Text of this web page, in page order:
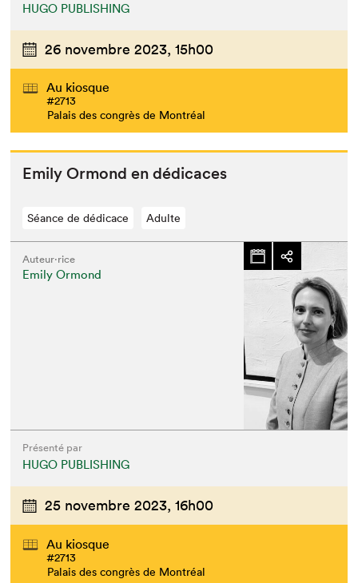
HUGO PUBLISHING
26 novembre 2023, 15h00
Au kiosque
#2713
Palais des congrès de Montréal
Emi­ly Ormond en dédicaces
Séance de dédicace Adulte
Auteur·rice
Emily Ormond
Présenté par
HUGO PUBLISHING
25 novembre 2023, 16h00
Au kiosque
#2713
Palais des congrès de Montréal